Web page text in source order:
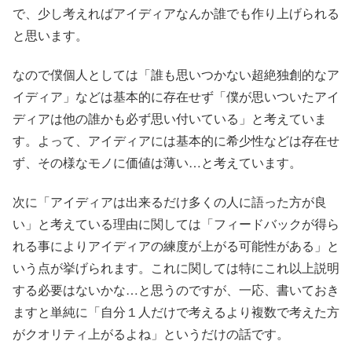
で、少し考えればアイディアなんか誰でも作り上げられる
と思います。
なので僕個人としては「誰も思いつかない超絶独創的なア
イディア」などは基本的に存在せず「僕が思いついたアイ
ディアは他の誰かも必ず思い付いている」と考えていま
す。よって、アイディアには基本的に希少性などは存在せ
ず、その様なモノに価値は薄い…と考えています。
次に「アイディアは出来るだけ多くの人に語った方が良
い」と考えている理由に関しては「フィードバックが得ら
れる事によりアイディアの練度が上がる可能性がある」と
いう点が挙げられます。これに関しては特にこれ以上説明
する必要はないかな…と思うのですが、一応、書いておき
ますと単純に「自分１人だけで考えるより複数で考えた方
がクオリティ上がるよね」というだけの話です。